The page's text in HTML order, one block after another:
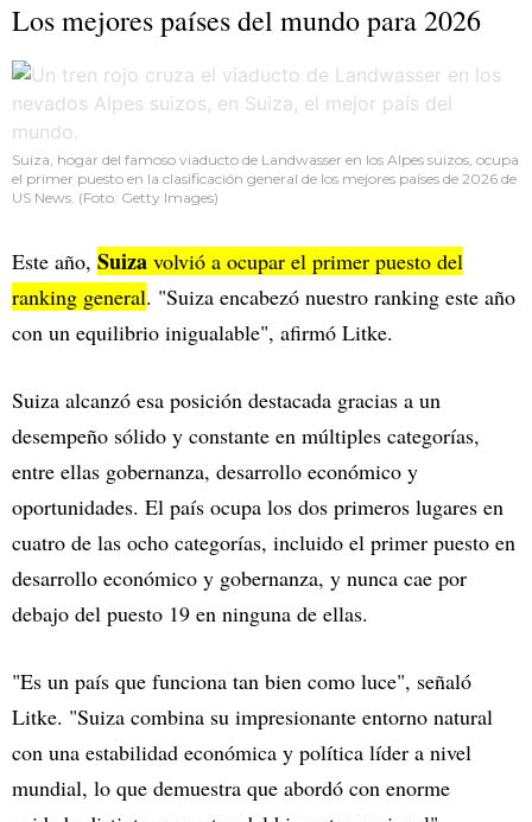
Los mejores países del mundo para 2026
Suiza, hogar del famoso viaducto de Landwasser en los Alpes suizos, ocupa
el primer puesto en la clasificación general de los mejores países de 2026 de
US News. (Foto: Getty Images)
Este año, Suiza volvió a ocupar el primer puesto del
ranking general. "Suiza encabezó nuestro ranking este año
con un equilibrio inigualable", afirmó Litke.
Suiza alcanzó esa posición destacada gracias a un
desempeño sólido y constante en múltiples categorías,
entre ellas gobernanza, desarrollo económico y
oportunidades. El país ocupa los dos primeros lugares en
cuatro de las ocho categorías, incluido el primer puesto en
desarrollo económico y gobernanza, y nunca cae por
debajo del puesto 19 en ninguna de ellas.
"Es un país que funciona tan bien como luce", señaló
Litke. "Suiza combina su impresionante entorno natural
con una estabilidad económica y política líder a nivel
mundial, lo que demuestra que abordó con enorme